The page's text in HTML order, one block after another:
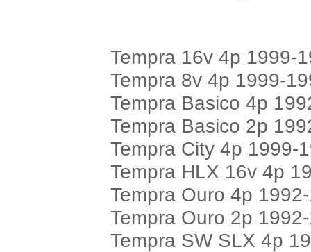
Tempra 16v 4p 1999-
Tempra 8v 4p 1999-
Tempra Basico 4p
Tempra Basico 2p
Tempra City 4p 1999-
Tempra HLX 16v 4p
Tempra Ouro 4p
Tempra Ouro 2p
Tempra SW SLX 4p